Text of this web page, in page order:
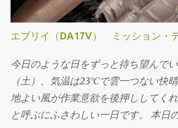
エブリイ（DA17V） ミッション・
今日のような日をずっと待ち望んで
（土）、気温は23℃で雲一つない快
地よい風が作業意欲を後押ししてく
と呼ぶにふさわしい一日です。 本日